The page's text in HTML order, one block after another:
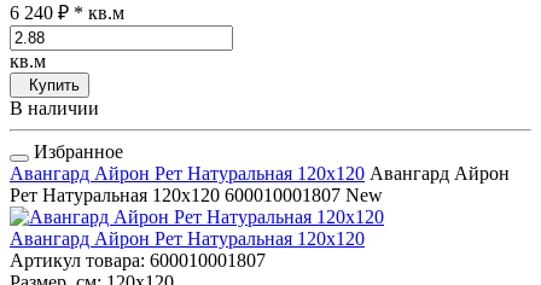
6 240 ₽ * кв.м
кв.м
Купить
В наличии
Избранное
Авангард Айрон Рет Натуральная 120x120 Авангард Айрон
Рет Натуральная 120x120 600010001807 New
Авангард Айрон Рет Натуральная 120x120
Артикул товара: 600010001807